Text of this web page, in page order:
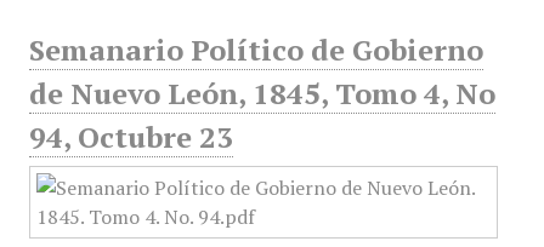
Semanario Político de Gobierno
de Nuevo León, 1845, Tomo 4, No
94, Octubre 23